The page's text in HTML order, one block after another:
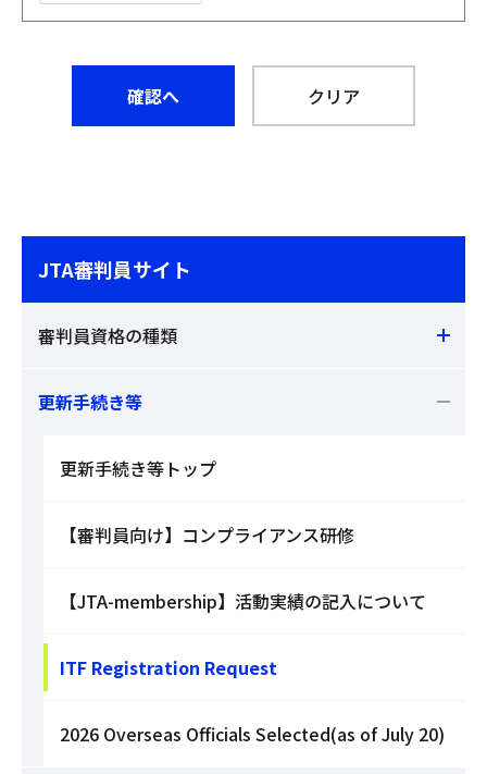
JTA審判員サイト
審判員資格の種類
更新手続き等
更新手続き等トップ
【審判員向け】コンプライアンス研修
【JTA-membership】活動実績の記入について
ITF Registration Request
2026 Overseas Officials Selected(as of July 20)